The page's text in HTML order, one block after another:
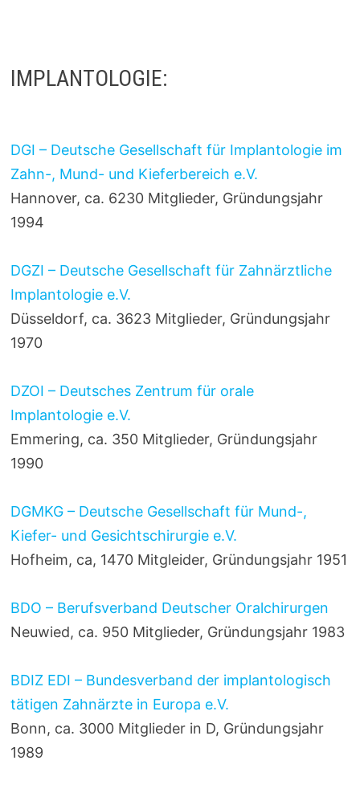
IMPLANTOLOGIE:
DGI – Deutsche Gesellschaft für Implantologie im
Zahn-, Mund- und Kieferbereich e.V.
Hannover, ca. 6230 Mitglieder, Gründungsjahr
1994
DGZI – Deutsche Gesellschaft für Zahnärztliche
Implantologie e.V.
Düsseldorf, ca. 3623 Mitglieder, Gründungsjahr
1970
DZOI – Deutsches Zentrum für orale
Implantologie e.V.
Emmering, ca. 350 Mitglieder, Gründungsjahr
1990
DGMKG – Deutsche Gesellschaft für Mund-,
Kiefer- und Gesichtschirurgie e.V.
Hofheim, ca, 1470 Mitgleider, Gründungsjahr 1951
BDO – Berufsverband Deutscher Oralchirurgen
Neuwied, ca. 950 Mitglieder, Gründungsjahr 1983
BDIZ EDI – Bundesverband der implantologisch
tätigen Zahnärzte in Europa e.V.
Bonn, ca. 3000 Mitglieder in D, Gründungsjahr
1989